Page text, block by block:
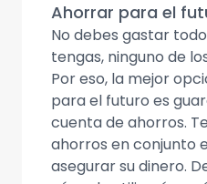
Ahorrar para el
No debes gastar
tengas, ninguno de
Por eso, la mejor
para el futuro es
cuenta de ahorros.
ahorros en conjunto
asegurar su dinero.